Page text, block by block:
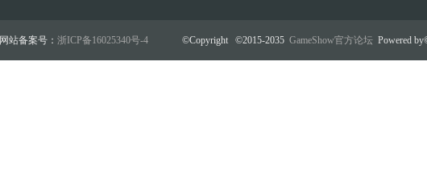
网站备案号： 浙ICP备16025340号-4 ©Copyright ©2015-2035 GameShow官方论坛 Powered